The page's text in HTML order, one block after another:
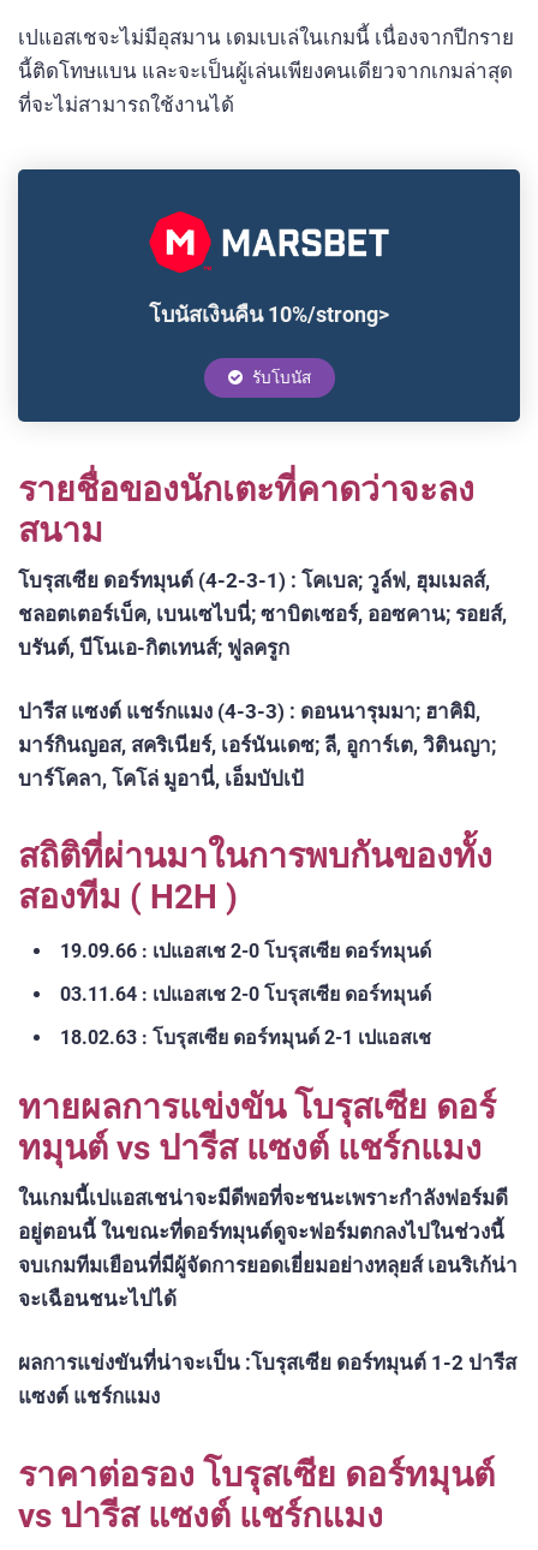
เปแอสเชจะไม่มีอุสมาน เดมเบเล่ในเกมนี้ เนื่องจากปีกราย
นี้ติดโทษแบน และจะเป็นผู้เล่นเพียงคนเดียวจากเกมล่าสุด
ที่จะไม่สามารถใช้งานได้
โบนัสเงินคืน 10%/strong>
รับโบนัส
รายชื่อของนักเตะที่คาดว่าจะลง
สนาม
โบรุสเซีย ดอร์ทมุนต์ (4-2-3-1) : โคเบล; วูล์ฟ, ฮุมเมลส์,
ชลอตเตอร์เบ็ค, เบนเซไบนี่; ซาบิตเซอร์, ออซคาน; รอยส์,
บรันต์, บีโนเอ-กิตเทนส์; ฟูลครูก
ปารีส แซงต์ แชร์กแมง (4-3-3) : ดอนนารุมมา; ฮาคิมิ,
มาร์กินญอส, สคริเนียร์, เอร์นันเดซ; ลี, อูการ์เต, วิตินญา;
บาร์โคลา, โคโล่ มูอานี่, เอ็มบัปเป้
สถิติที่ผ่านมาในการพบกันของทั้ง
สองทีม ( H2H )
19.09.66 : เปแอสเช 2-0 โบรุสเซีย ดอร์ทมุนด์
03.11.64 : เปแอสเช 2-0 โบรุสเซีย ดอร์ทมุนด์
18.02.63 : โบรุสเซีย ดอร์ทมุนด์ 2-1 เปแอสเช
ทายผลการแข่งขัน โบรุสเซีย ดอร์
ทมุนต์ vs ปารีส แซงต์ แชร์กแมง
ในเกมนี้เปแอสเชน่าจะมีดีพอที่จะชนะเพราะกำลังฟอร์มดี
อยู่ตอนนี้ ในขณะที่ดอร์ทมุนต์ดูจะฟอร์มตกลงไปในช่วงนี้
จบเกมทีมเยือนที่มีผู้จัดการยอดเยี่ยมอย่างหลุยส์ เอนริเก้น่า
จะเฉือนชนะไปได้
ผลการแข่งขันที่น่าจะเป็น :โบรุสเซีย ดอร์ทมุนต์ 1-2 ปารีส
แซงต์ แชร์กแมง
ราคาต่อรอง โบรุสเซีย ดอร์ทมุนต์
vs ปารีส แซงต์ แชร์กแมง